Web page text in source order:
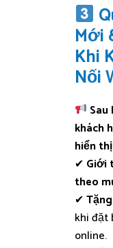
Mới
Khi
Nối
Sau
khách
hiển
✔ Giới
theo
✔
khi đặt
online.